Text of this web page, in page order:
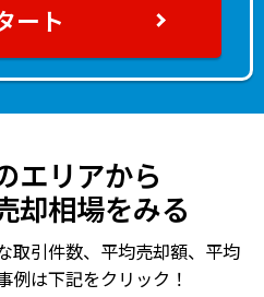
ート
エリアから
却相場をみる
取引件数、平均売却額、平均
例は下記をクリック！